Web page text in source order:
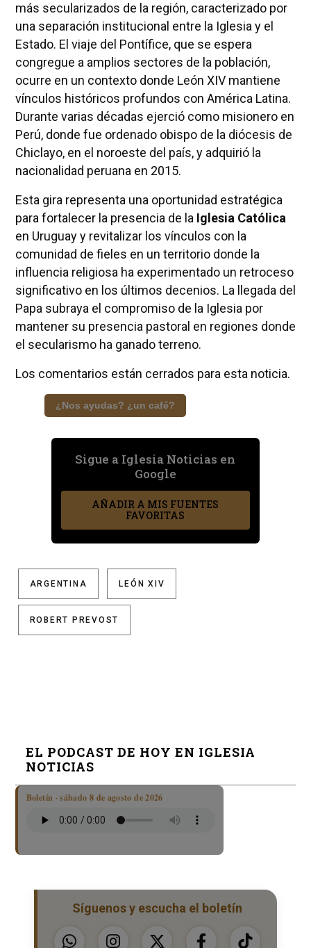
más secularizados de la región, caracterizado por
una separación institucional entre la Iglesia y el
Estado. El viaje del Pontífice, que se espera
congregue a amplios sectores de la población,
ocurre en un contexto donde León XIV mantiene
vínculos históricos profundos con América Latina.
Durante varias décadas ejerció como misionero en
Perú, donde fue ordenado obispo de la diócesis de
Chiclayo, en el noroeste del país, y adquirió la
nacionalidad peruana en 2015.
Esta gira representa una oportunidad estratégica
para fortalecer la presencia de la Iglesia Católica
en Uruguay y revitalizar los vínculos con la
comunidad de fieles en un territorio donde la
influencia religiosa ha experimentado un retroceso
significativo en los últimos decenios. La llegada del
Papa subraya el compromiso de la Iglesia por
mantener su presencia pastoral en regiones donde
el secularismo ha ganado terreno.
Los comentarios están cerrados para esta noticia.
¿Nos ayudas? ¿un café?
Sigue a Iglesia Noticias en
Google
AÑADIR A MIS FUENTES
FAVORITAS
ARGENTINA LEÓN XIV
ROBERT PREVOST
EL PODCAST DE HOY EN IGLESIA
NOTICIAS
Boletín · sábado 8 de agosto de 2026
Síguenos y escucha el boletín